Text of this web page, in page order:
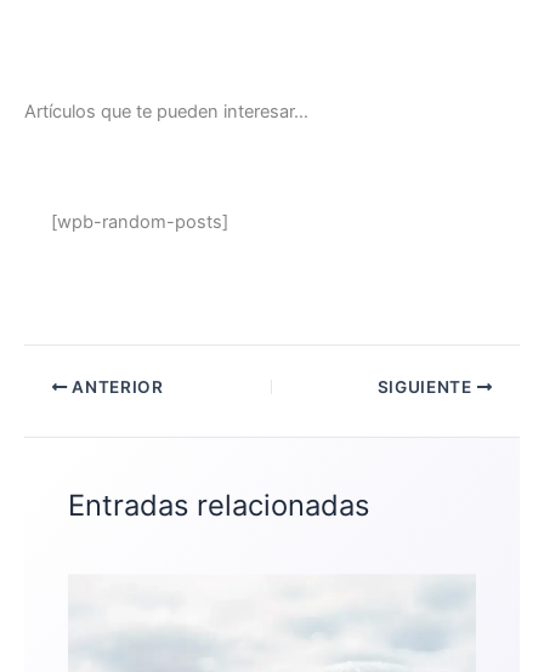
Artículos que te pueden interesar…
[wpb-random-posts]
ANTERIOR SIGUIENTE
Entradas relacionadas